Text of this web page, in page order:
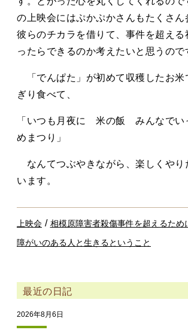
の上映会にはぷかぷかさんもたくさん
彼らのチカラを借りて、事件を超える
ったらできるのか考えたいと思うので
「でんぱた」が初めて収穫したお米
ぎり食べて、
「いつも月夜に 米の飯 みんなで
めまつり」
なんてつぶやきながら、楽しくやり
います。
上映会 / 相模原障害者殺傷事件を超えるため
障がいのある人と生きるということ
最近の日記
2026年8月6日